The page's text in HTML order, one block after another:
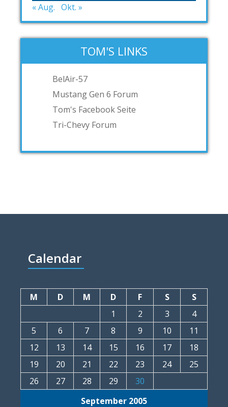
« Aug. Okt. »
TOM'S LINKS
BelAir-57
Mustang Gen 6 Forum
Tom's Facebook Seite
Tri-Chevy Forum
Calendar
September 2005
M D M D F S
S
1
2 3
4
5
6 7 8 9 10
11
12
13 14 15 16 17
18
19
20 21 22 23 24
25
26
27 28 29 30